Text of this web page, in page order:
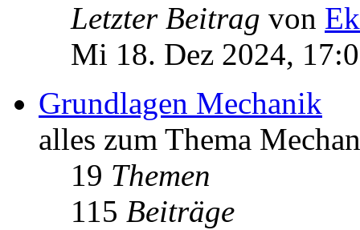
Letzter Beitrag von
Mi 18. Dez 2024,
Grundlagen Mechanik
alles zum Thema
19 Themen
115 Beiträge